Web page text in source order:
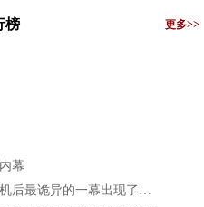
榜 更多>>
幕
后最诡异的一幕出现了…